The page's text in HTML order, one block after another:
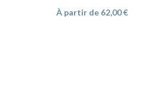
À partir de 62,00€